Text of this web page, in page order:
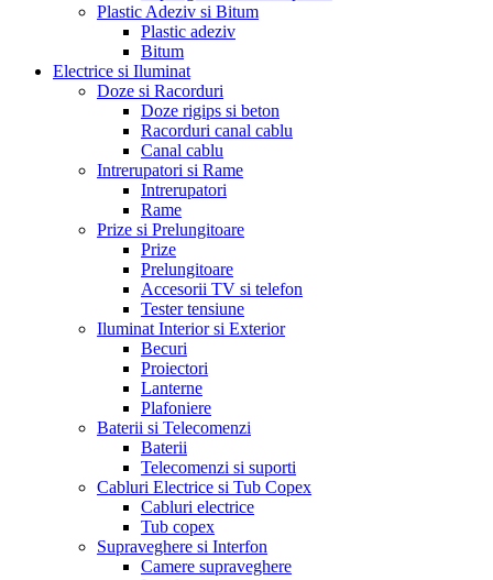
Plastic Adeziv si Bitum
Plastic adeziv
Bitum
Electrice si Iluminat
Doze si Racorduri
Doze rigips si beton
Racorduri canal cablu
Canal cablu
Intrerupatori si Rame
Intrerupatori
Rame
Prize si Prelungitoare
Prize
Prelungitoare
Accesorii TV si telefon
Tester tensiune
Iluminat Interior si Exterior
Becuri
Proiectori
Lanterne
Plafoniere
Baterii si Telecomenzi
Baterii
Telecomenzi si suporti
Cabluri Electrice si Tub Copex
Cabluri electrice
Tub copex
Supraveghere si Interfon
Camere supraveghere